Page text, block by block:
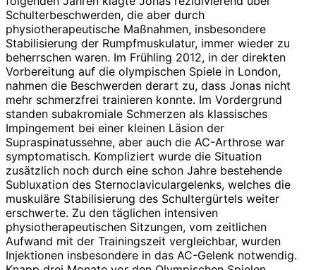
Schulterbeschwerden, die aber durch
physiotherapeutische Maßnahmen, insbesondere
Stabilisierung der Rumpfmuskulatur, immer wieder zu
beherrschen waren. Im Frühling 2012, in der direkten
Vorbereitung auf die olympischen Spiele in London,
nahmen die Beschwerden derart zu, dass Jonas nicht
mehr schmerzfrei trainieren konnte. Im Vordergrund
standen subakromiale Schmerzen als klassisches
Impingement bei einer kleinen Läsion der
Supraspinatussehne, aber auch die AC-Arthrose war
symptomatisch. Kompliziert wurde die Situation
zusätzlich noch durch eine schon Jahre bestehende
Subluxation des Sternoclaviculargelenks, welches die
muskuläre Stabilisierung des Schultergürtels weiter
erschwerte. Zu den täglichen intensiven
physiotherapeutischen Sitzungen, vom zeitlichen
Aufwand mit der Trainingszeit vergleichbar, wurden
Injektionen insbesondere in das AC-Gelenk notwendig.